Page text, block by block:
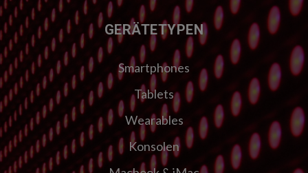
FUSSZEILE GERÄTETYPEN
Smartphones
Tablets
Wearables
Konsolen